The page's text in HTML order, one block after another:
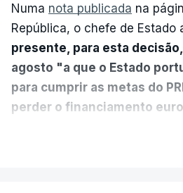
Numa nota publicada na
República, o chefe de Estado
presente, para esta
agosto "a que o Estado
para cumprir as metas do
perder o financiamento